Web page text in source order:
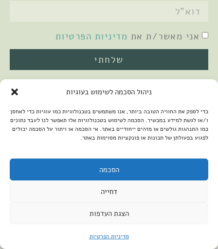
ניהול הסכמה לשימוש בעוגיות
כדי לספק את החוויה הטובה ביותר, אנו משתמשים בטכנולוגיות כמו עוגיות כדי לאחסן
ו/או לגשת למידע במכשיר. הסכמה לשימוש בטכנולוגיות אלו תאפשר לנו לעבד נתונים
כמו התנהגות גולשים או מזהים ייחודיים באתר. אי הסכמה או ויתור על הסכמה יכולים
לפגוע בפעולתן של תכונות או פונקציות מסוימות באתר.
הסכמה
דחייה
הצגת העדפות
מדיניות הפרטיות
אני מאשר/ת את מדיניות הפרטיות
שלחתי
2026 © כל הזכויות שמורות למיכל שמיר
הצהרת נגישות